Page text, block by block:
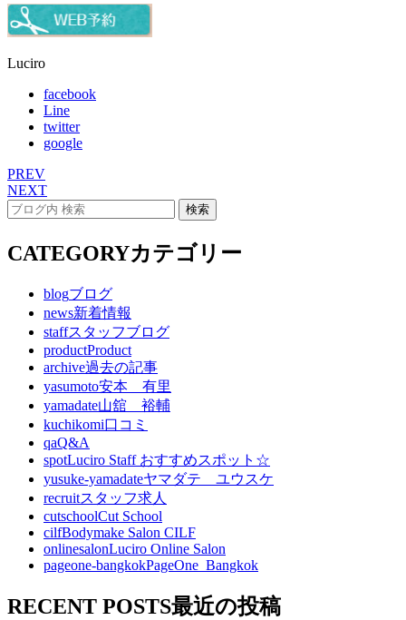
Luciro
facebook
Line
twitter
google
PREV
NEXT
CATEGORYカテゴリー
blogブログ
news新着情報
staffスタッフブログ
productProduct
archive過去の記事
yasumoto安本 有里
yamadate山舘 裕輔
kuchikomi口コミ
qaQ&A
spotLuciro Staff おすすめスポット☆
yusuke-yamadateヤマダテ ユウスケ
recruitスタッフ求人
cutschoolCut School
cilfBodymake Salon CILF
onlinesalonLuciro Online Salon
pageone-bangkokPageOne_Bangkok
RECENT POSTS最近の投稿